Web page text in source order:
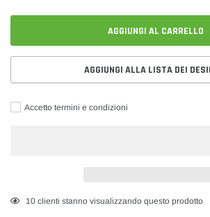
AGGIUNGI AL CARRELLO
AGGIUNGI ALLA LISTA DEI
Accetto termini e condizioni
Inserimento
16 clienti stanno visualizzando questo prodotto